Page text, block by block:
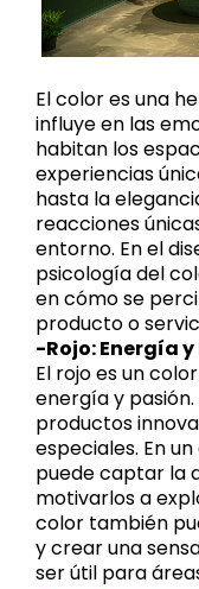
El color es una
influye en las
habitan los
experiencias
hasta la
reacciones
entorno. En el
psicología del
en cómo se
producto o
-Rojo: Energía y
El rojo es un
energía y
productos
especiales. En
puede captar la
motivarlos a
color también
y crear una
ser útil para